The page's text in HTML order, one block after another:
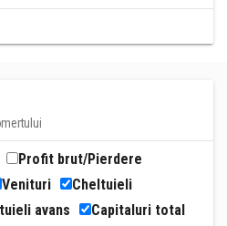
Profit brut/Pierdere
Venituri
Cheltuieli
avans
Capitaluri total